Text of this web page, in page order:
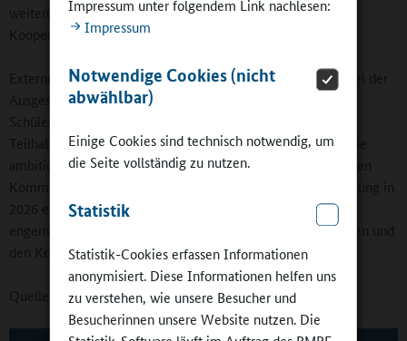
Impressum unter folgendem Link nachlesen:
Impressum
Notwendige Cookies (nicht
abwählbar)
Einige Cookies sind technisch notwendig, um
die Seite vollständig zu nutzen.
Statistik
Statistik-Cookies erfassen Informationen
anonymisiert. Diese Informationen helfen uns
zu verstehen, wie unsere Besucher und
Besucherinnen unsere Website nutzen. Die
weiteres pädagogisches Personal einstellen oder
Kooperationsverträge mit externen Partnern abschließen.
Externe Kooperationspartner werden in Zukunft verstärkt bei der
Ausgestaltung eines guten Ganztages eingebunden, für
Schülerinnen und Schüler ergeben sich dadurch wichtige
Teilhabemöglichkeiten. Durch den Fachkräftemangel und die
ambitionierte Zeitschiene wird das Land in Absprache mit den
Kommunen Übergangsregelungen treffen, die eine Umsetzung in
2026 ermöglichen. Ministerin Hamburg: „Wir stehen hier in
engem Austausch und guten Gesprächen mit den Kommunen und
den Kooperationspartnern.“
Quelle: Niedersächsisches Kultusministerium